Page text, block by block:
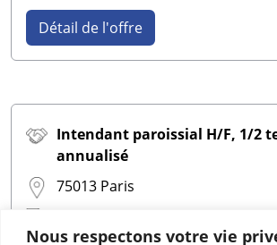
Nous respectons votre vie
Détail de l'offre
Intendant paroissial H/F, 1/2
annualisé
75013 Paris